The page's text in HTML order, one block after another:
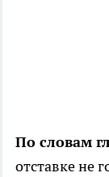
По словам
отставке не